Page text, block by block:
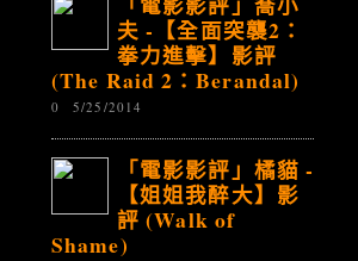
夫 -【全面突襲2：
拳力進擊】影評
(The Raid 2：Berandal)
0 5/25/2014
「電影影評」橘貓 -
【姐姐我醉大】影
評 (Walk of
Shame)